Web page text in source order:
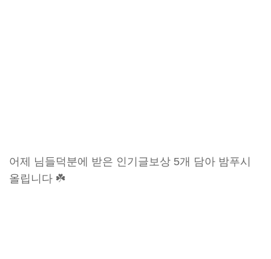
어제 님들덕분에 받은 인기글보상 5개 담아 밤푸시
올립니다 ☘️